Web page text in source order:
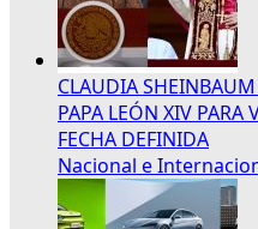
CLAUDIA
PAPA LEÓN XIV PARA
FECHA DEFINIDA
Nacional e